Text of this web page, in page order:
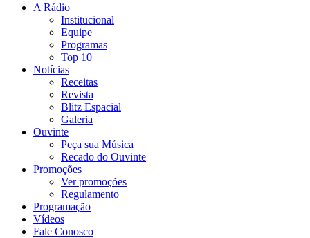
A Rádio
Institucional
Equipe
Programas
Top 10
Notícias
Receitas
Revista
Blitz Espacial
Galeria
Ouvinte
Peça sua Música
Recado do Ouvinte
Promoções
Ver promoções
Regulamento
Programação
Vídeos
Fale Conosco